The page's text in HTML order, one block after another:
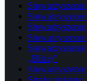
„Bliżej”